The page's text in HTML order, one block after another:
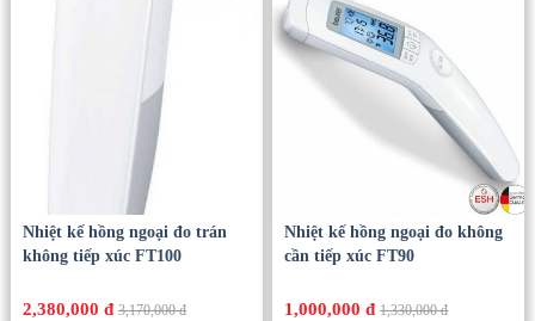
Nhiệt kế hồng ngoại đo trán
không tiếp xúc FT100
2,380,000 đ 3,170,000 đ
Nhiệt kế hồng ngoại đo không
cần tiếp xúc FT90
1,000,000 đ 1,330,000 đ